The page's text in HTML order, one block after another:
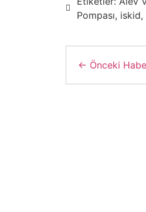
Pompası, iskid,
← Önceki